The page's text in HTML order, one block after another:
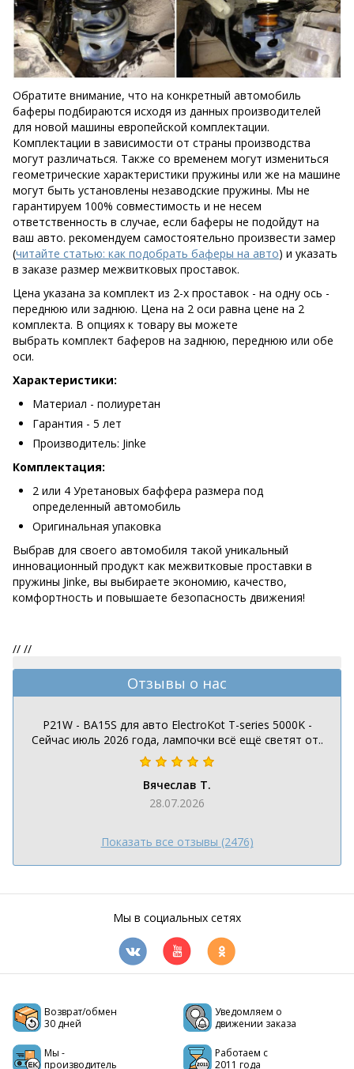
Обратите внимание, что на конкретный автомобиль
баферы подбираются исходя из данных производителей
для новой машины европейской комплектации.
Комплектации в зависимости от страны производства
могут различаться. Также со временем могут измениться
геометрические характеристики пружины или же на машине
могут быть установлены незаводские пружины. Мы не
гарантируем 100% совместимость и не несем
ответственность в случае, если баферы не подойдут на
ваш авто. рекомендуем самостоятельно произвести замер
(читайте статью: как подобрать баферы на авто) и указать
в заказе размер межвитковых проставок.
Цена указана за комплект из 2-х проставок - на одну ось -
переднюю или заднюю. Цена на 2 оси равна цене на 2
комплекта. В опциях к товару вы можете
выбрать комплект баферов на заднюю, переднюю или обе
оси.
Характеристики:
Материал - полиуретан
Гарантия - 5 лет
Производитель: Jinke
Комплектация:
2 или 4 Уретановых баффера размера под
определенный автомобиль
Оригинальная упаковка
Выбрав для своего автомобиля такой уникальный
инновационный продукт как межвитковые проставки в
пружины Jinke, вы выбираете экономию, качество,
комфортность и повышаете безопасность движения!
// //
Отзывы о нас
P21W - BA15S для авто ElectroKot T-series 5000K -
Сейчас июль 2026 года, лампочки всё ещё светят от..
Вячеслав Т.
28.07.2026
Показать все отзывы (2476)
Мы в социальных сетях
Возврат/обмен
30 дней
Уведомляем о
движении заказа
Мы -
производитель
Работаем с
2011 года